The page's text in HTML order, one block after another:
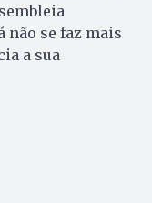
não se faz mais
a sua